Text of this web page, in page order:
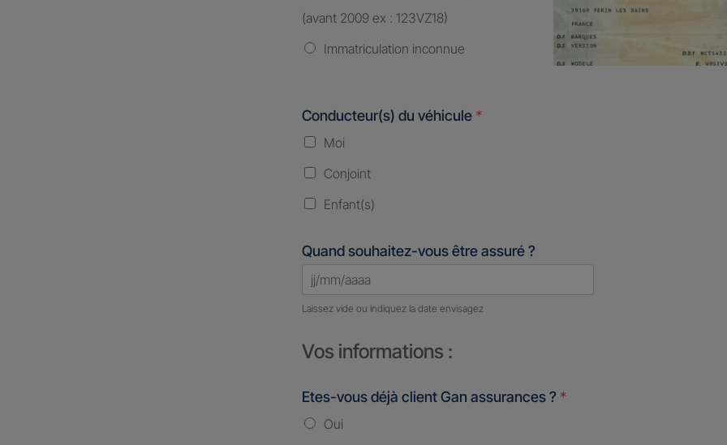
(avant 2009 ex : 123VZ18)
Immatriculation inconnue
Conducteur(s) du véhicule *
Moi
Conjoint
Enfant(s)
Quand souhaitez-vous être assuré ?
Laissez vide ou indiquez la date envisagez
Vos informations :
Etes-vous déjà client Gan assurances ? *
Oui